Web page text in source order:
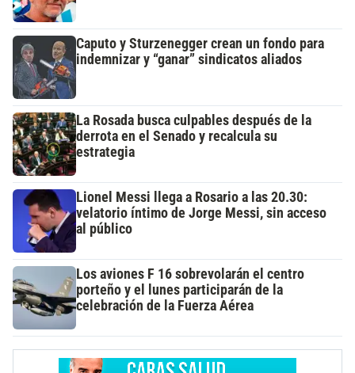
Caputo y Sturzenegger crean un fondo para
indemnizar y “ganar” sindicatos aliados
La Rosada busca culpables después de la
derrota en el Senado y recalcula su
estrategia
Lionel Messi llega a Rosario a las 20.30:
velatorio íntimo de Jorge Messi, sin acceso
al público
Los aviones F 16 sobrevolarán el centro
porteño y el lunes participarán de la
celebración de la Fuerza Aérea